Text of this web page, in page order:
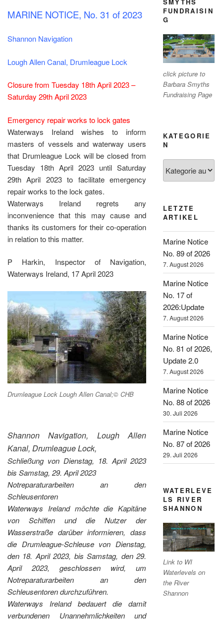
MARINE NOTICE, No. 31 of 2023
Shannon Navigation
Lough Allen Canal, Drumleague Lock
Closure from Tuesday 18th April 2023 –
Saturday 29th April 2023
Emergency repair works to lock gates
Waterways Ireland wishes to inform
masters of vessels and waterway users
that Drumleague Lock will be closed from
Tuesday 18th April 2023 until Saturday
29th April 2023 to facilitate emergency
repair works to the lock gates.
Waterways Ireland regrets any
inconvenience that this may cause and
thanks its customers for their co-operation
in relation to this matter.
P Harkin, Inspector of Navigation,
Waterways Ireland, 17 April 2023
Drumleague Lock Lough Allen Canal;© CHB
Shannon Navigation, Lough Allen
Kanal, Drumleague Lock,
Schließung von Dienstag, 18. April 2023
bis Samstag, 29. April 2023
Notreparaturarbeiten an den
Schleusentoren
Waterways Ireland möchte die Kapitäne
von Schiffen und die Nutzer der
Wasserstraße darüber informieren, dass
die Drumleague-Schleuse von Dienstag,
den 18. April 2023, bis Samstag, den 29.
April 2023, geschlossen wird, um
Notreparaturarbeiten an den
Schleusentoren durchzuführen.
Waterways Ireland bedauert die damit
verbundenen Unannehmlichkeiten und
FUNDRAISIN
G
click picture to
Barbara Smyths
Fundraising Page
KATEGORIE
N
LETZTE
ARTIKEL
Marine Notice
No. 89 of 2026
7. August 2026
Marine Notice
No. 17 of
2026:Update
7. August 2026
Marine Notice
No. 81 of 2026,
Update 2.0
7. August 2026
Marine Notice
No. 88 of 2026
30. Juli 2026
Marine Notice
No. 87 of 2026
29. Juli 2026
WATERLEVE
LS RIVER
SHANNON
Link to WI
Waterlevels on
the River
Shannon